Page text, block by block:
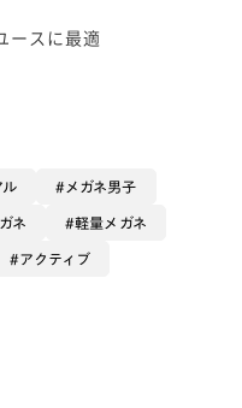
ースに最適
ル メガネ男子
ネ 軽量メガネ
アクティブ